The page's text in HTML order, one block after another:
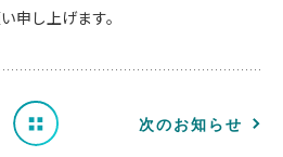
申し上げます。
ら
せ
一 次のお知らせ